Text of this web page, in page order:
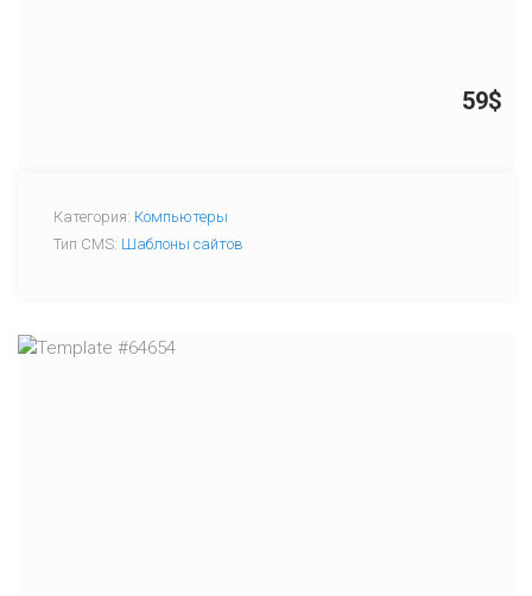
59$
Категория: Компьютеры
Тип CMS: Шаблоны сайтов